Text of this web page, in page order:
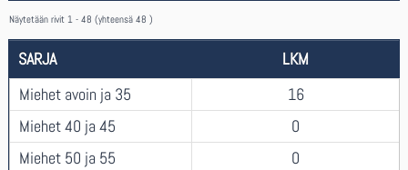
Näytetään rivit 1 - 48 (yhteensä 48 )
SARJA
LKM
Miehet avoin ja 35
16
Miehet 40 ja 45
0
Miehet 50 ja 55
0